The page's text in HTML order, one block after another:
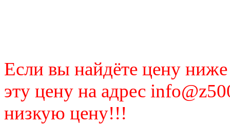
Если вы найдёте цену
эту цену на адрес
низкую цену!!!